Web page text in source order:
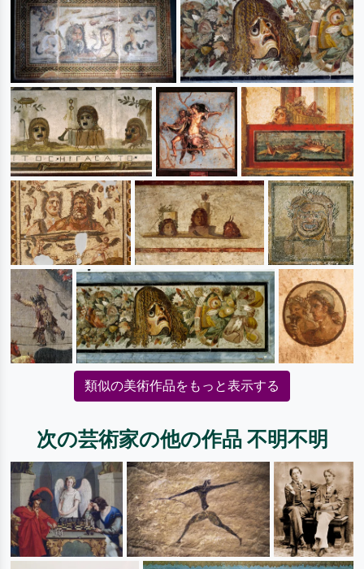
類似の美術作品をもっと表示する
次の芸術家の他の作品 不明不明